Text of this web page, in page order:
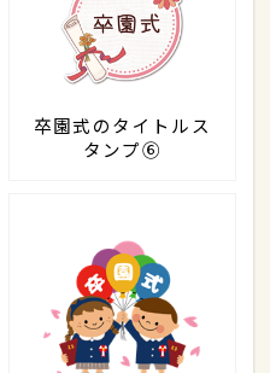
卒園式のタイトルス
タンプ⑥